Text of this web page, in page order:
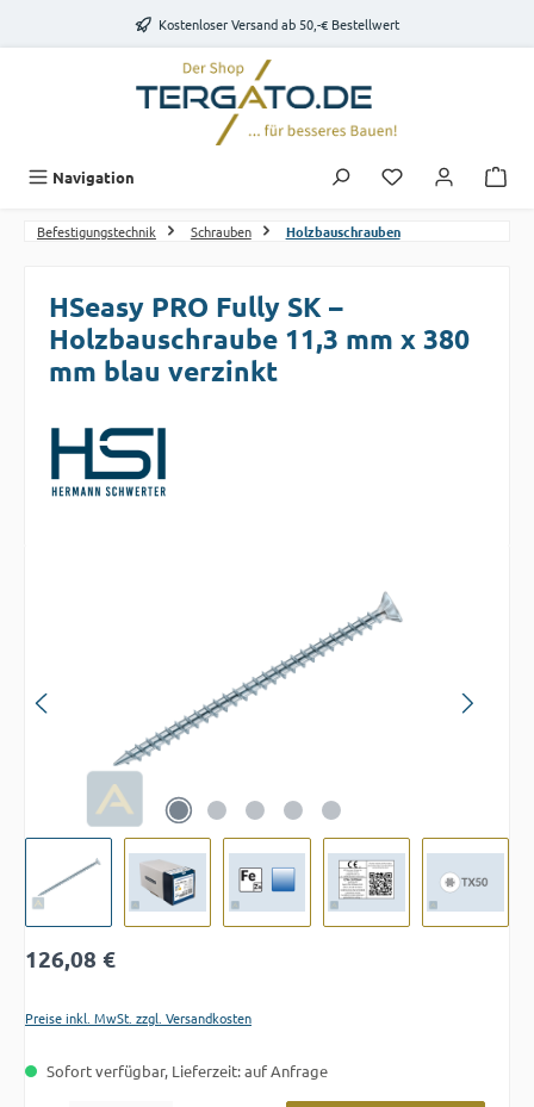
Zum Hauptinhalt springenKostenloser Versand ab 50,-€ Bestellwert
Navigation Du hast 0
Befestigungstechnik Schrauben Holzbauschrauben
HSeasy PRO Fully SK –
Holzbauschraube 11,3 mm x 380
mm blau verzinkt
Regulärer Preis:
126,08 €
Preise inkl. MwSt. zzgl. Versandkosten
Sofort verfügbar, Lieferzeit: auf Anfrage